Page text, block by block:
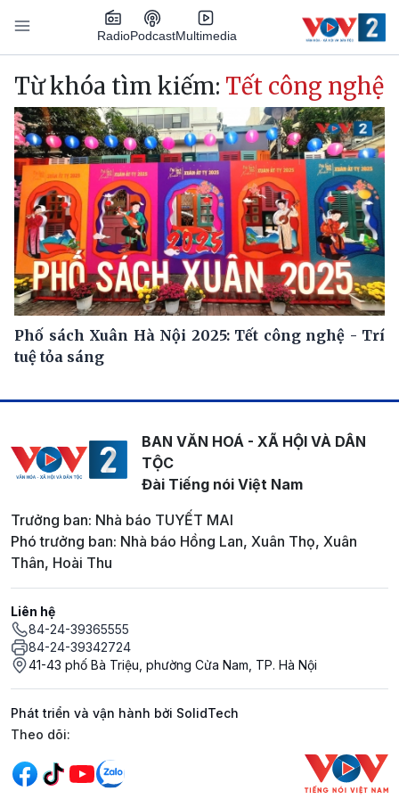
Nhảy đến nội dung
RadioPodcastMultimedia
Main navigation
Từ khóa tìm kiếm: Tết công nghệ
Phố sách Xuân Hà Nội 2025: Tết công nghệ - Trí
tuệ tỏa sáng
BAN VĂN HOÁ - XÃ HỘI VÀ DÂN
TỘC
Đài Tiếng nói Việt Nam
Trưởng ban: Nhà báo TUYẾT MAI
Phó trưởng ban: Nhà báo Hồng Lan, Xuân Thọ, Xuân
Thân, Hoài Thu
Liên hệ
84-24-39365555
84-24-39342724
41-43 phố Bà Triệu, phường Cửa Nam, TP. Hà Nội
Phát triển và vận hành bởi SolidTech
Mạng xã hội
Theo dõi: